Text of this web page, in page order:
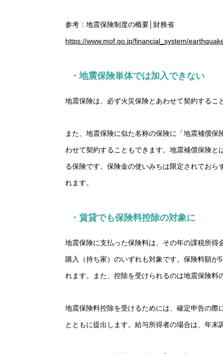
参考：地震保険制度の概要│財務省
https://www.mof.go.jp/financial_system/
・地震保険単体では加入できない
地震保険は、必ず火災保険とあわせて契約する
また、地震保険に似た名称の保険に「地震補償
わせて契約することもできます。地震補償保険
る保険です。保険金の使いみちは限定されてお
れます。
・賃貸でも保険料控除の対象に
地震保険に支払った保険料は、その年の課税所
購入（持ち家）のいずれも対象です。保険料額
れます。また、控除を受けられるのは地震保険
地震保険料控除を受けるためには、確定申告の
とともに提出します。給与所得者の場合は、年